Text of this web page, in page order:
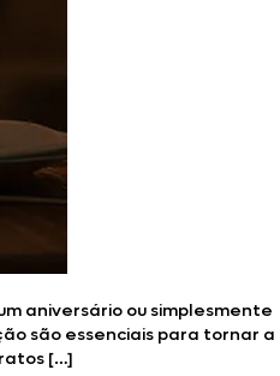
aniversário ou simplesmente
são essenciais para tornar a
[…]